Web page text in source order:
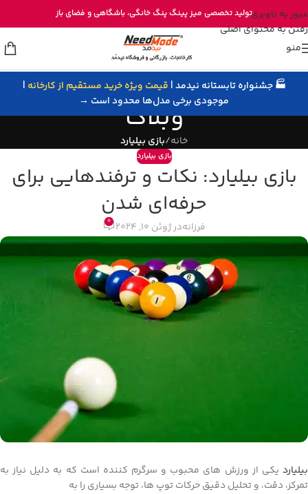
عبور به ناوبری
رفتن به محتوای اصلی
خرید مستقیم میز پینگ پنگ از تولیدی نیدمد
تولید تخصصی میز پینگ پنگ خانگی، باشگاهی و فضای باز
منو
🏭 جشنواره تابستانه نیدمد | قیمت ویژه خرید مستقیم از کارخانه |
موجودی برخی مدل‌ها محدود است →
وبلاگ
خانه/بازی بیلیارد
بازی بیلیارد
بازی بیلیارد: نکات و ترفندهایی برای
حرفه‌ای شدن
فرزانهدر ژوئن 10, 2024 0
بیلیارد یکی از ورزش‌ های محبوب و سرگرم‌ کننده است که به‌ دلیل نیاز به
تمرکز، دقت، و تحلیل دقیق حرکات توپ‌ ها، توجه بسیاری را به